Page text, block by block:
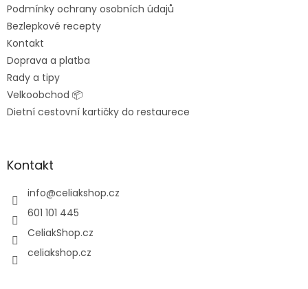
Podmínky ochrany osobních údajů
Bezlepkové recepty
Kontakt
Doprava a platba
Rady a tipy
Velkoobchod 📦
Dietní cestovní kartičky do restaurece
Kontakt
info@celiakshop.cz
601 101 445
CeliakShop.cz
celiakshop.cz